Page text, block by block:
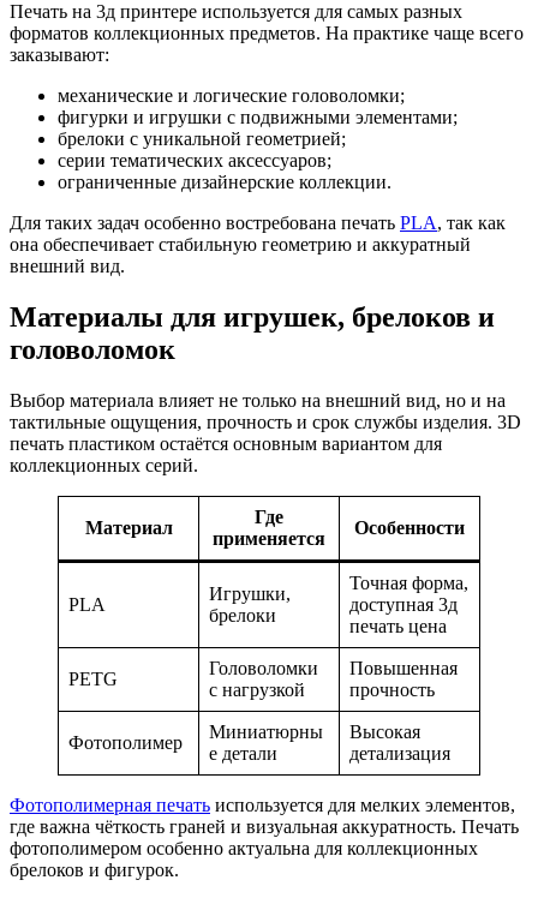
Печать на 3д принтере используется для самых разных
форматов коллекционных предметов. На практике чаще всего
заказывают:
механические и логические головоломки;
фигурки и игрушки с подвижными элементами;
брелоки с уникальной геометрией;
серии тематических аксессуаров;
ограниченные дизайнерские коллекции.
Для таких задач особенно востребована печать PLA, так как
она обеспечивает стабильную геометрию и аккуратный
внешний вид.
Материалы для игрушек, брелоков и
головоломок
Выбор материала влияет не только на внешний вид, но и на
тактильные ощущения, прочность и срок службы изделия. 3D
печать пластиком остаётся основным вариантом для
коллекционных серий.
Материал
Где
применяется
Особенности
PLA
Игрушки,
брелоки
Точная форма,
доступная 3д
печать цена
PETG
Головоломки
с нагрузкой
Повышенная
прочность
Фотополимер
Миниатюрны
е детали
Высокая
детализация
Фотополимерная печать используется для мелких элементов,
где важна чёткость граней и визуальная аккуратность. Печать
фотополимером особенно актуальна для коллекционных
брелоков и фигурок.